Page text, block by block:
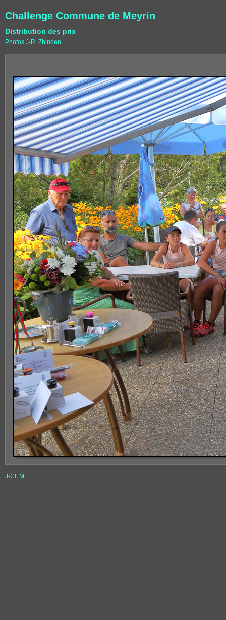
Challenge Commune de Meyrin
Distribution des prix
Photos J-R. Zbinden
J-Cl. M.